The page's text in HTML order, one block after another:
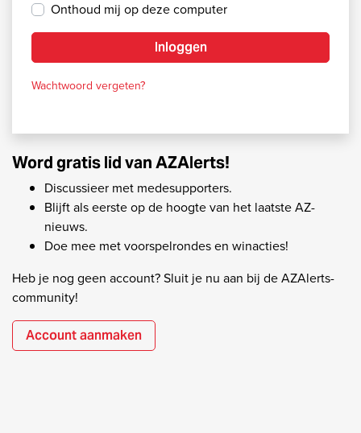
Onthoud mij op deze computer
Inloggen
Wachtwoord vergeten?
Word gratis lid van AZAlerts!
Discussieer met medesupporters.
Blijft als eerste op de hoogte van het laatste AZ-
nieuws.
Doe mee met voorspelrondes en winacties!
Heb je nog geen account? Sluit je nu aan bij de AZAlerts-
community!
Account aanmaken